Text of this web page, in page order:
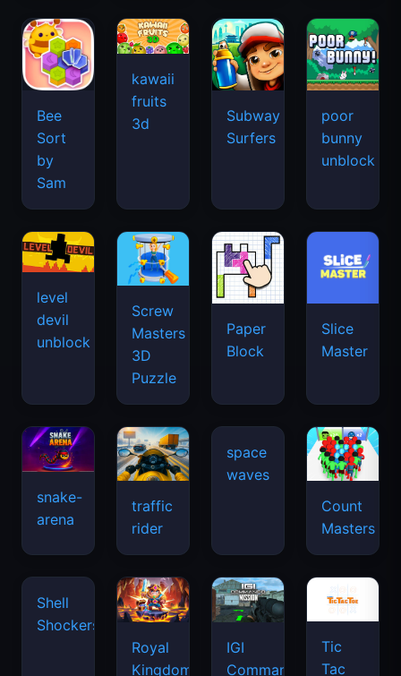
Bee
Sort
by
Sam
kawaii
fruits
3d
Subway
Surfers
poor
bunny
unblock
level
devil
unblock
Screw
Masters
3D
Puzzle
Paper
Block
Slice
Master
snake-
arena
traffic
rider
Count
Masters
Royal
IGI
Tic